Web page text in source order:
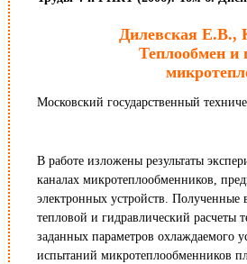
Дилевская
Теплообмен и
Московский государственный
В работе изложены результаты
каналах микротеплообменников,
электронных устройств. Полученные
тепловой и гидравлический расчеты
заданных параметров охлаждаемого
испытаний микротеплообменников